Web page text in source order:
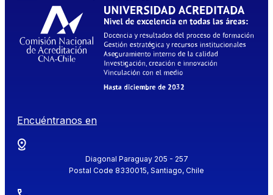
Encuéntranos en
Diagonal Paraguay 205 - 257
Postal Code 8330015, Santiago, Chile